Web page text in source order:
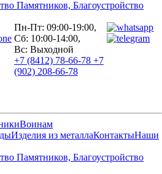
Памятников, Благоустройство
Пн-Пт: 09:00-19:00,
Сб: 10:00-14:00,
Вс: Выходной
+7 (8412) 78-66-78 +7
(902) 208-66-78
Воинам
Изделия из металлаКонтактыНаши
Памятников, Благоустройство